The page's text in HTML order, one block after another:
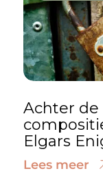
Achter de
Elgars
Lees meer